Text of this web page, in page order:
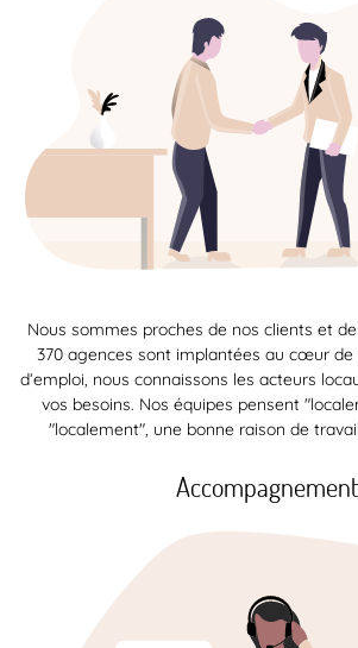
Nous sommes proches de nos clients et
370 agences sont implantées au cœur de
d’emploi, nous connaissons les acteurs
vos besoins. Nos équipes pensent
"localement", une bonne raison de
Accompagnement